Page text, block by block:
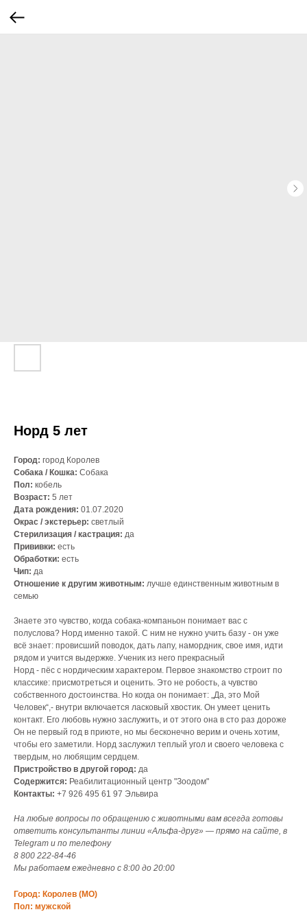
Норд 5 лет
Город: город Королев
Собака / Кошка: Собака
Пол: кобель
Возраст: 5 лет
Дата рождения: 01.07.2020
Окрас / экстерьер: светлый
Стерилизация / кастрация: да
Прививки: есть
Обработки: есть
Чип: да
Отношение к другим животным: лучше единственным животным в
семью
Знаете это чувство, когда собака-компаньон понимает вас с
полуслова? Норд именно такой. С ним не нужно учить базу - он уже
всё знает: провисший поводок, дать лапу, намордник, свое имя, идти
рядом и учится выдержке. Ученик из него прекрасный
Норд - пёс с нордическим характером. Первое знакомство строит по
классике: присмотреться и оценить. Это не робость, а чувство
собственного достоинства. Но когда он понимает: „Да, это Мой
Человек“,- внутри включается ласковый хвостик. Он умеет ценить
контакт. Его любовь нужно заслужить, и от этого она в сто раз дороже
Он не первый год в приюте, но мы бесконечно верим и очень хотим,
чтобы его заметили. Норд заслужил теплый угол и своего человека с
твердым, но любящим сердцем.
Пристройство в другой город: да
Содержится: Реабилитационный центр "Зоодом"
Контакты: +7 926 495 61 97 Эльвира
На любые вопросы по обращению с животными вам всегда готовы
ответить консультанты линии «Альфа-друг» — прямо на сайте, в
Telegram и по телефону
8 800 222‑84‑46
Мы работаем ежедневно с 8:00 до 20:00
Город: Королев (МО)
Пол: мужской